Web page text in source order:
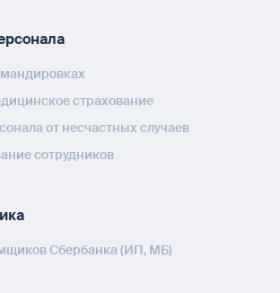
страхование
от несчастных случаев
сотрудников
Сбербанка (ИП, МБ)